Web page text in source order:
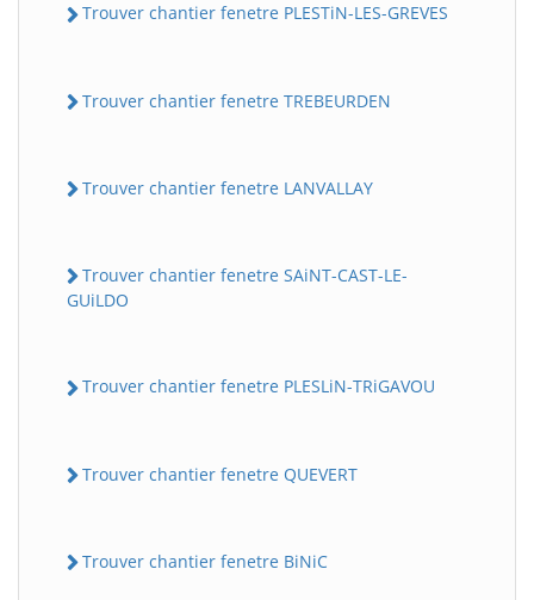
Trouver chantier fenetre PLESTiN-LES-GREVES
Trouver chantier fenetre TREBEURDEN
Trouver chantier fenetre LANVALLAY
Trouver chantier fenetre SAiNT-CAST-LE-
GUiLDO
Trouver chantier fenetre PLESLiN-TRiGAVOU
Trouver chantier fenetre QUEVERT
Trouver chantier fenetre BiNiC